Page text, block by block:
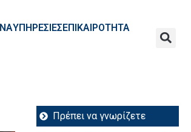
ΥΠΗΡΕΣΙΕΣΕΠΙΚΑΙΡΟΤΗΤΑ
Πρέπει να γνωρίζετε